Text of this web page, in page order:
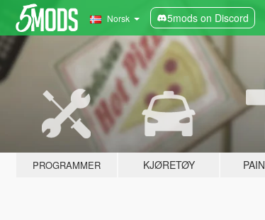
Norsk 5mods on Discord
PROGRAMMER KJØRETØY